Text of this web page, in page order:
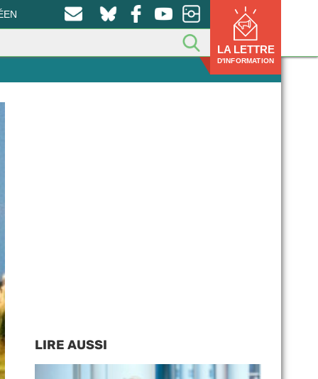
LA LETTRE
D'INFORMATION
LIRE AUSSI